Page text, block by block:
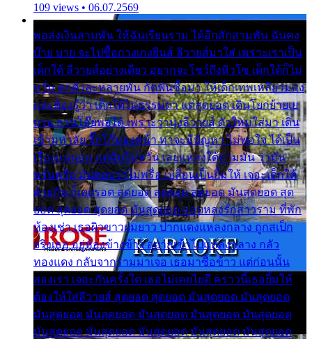
109 views • 06.07.2569
พ่อส่งเงินสามพัน ให้ฉันเรียนราม ได้อีกสักสามพัน ฉันคง
บ๊าย บาย จะไปซื้อกางเกงยีนส์ ลีวายส์มาใส่ เพราะเราเป็น
เด็กใต้ ลีวายส์อย่างเดียว อยากจะโชว์ถึงหิวโซ เด็กใต้ก็ไม่
หวั่น ตกตัวละหลายพัน กัดฟันซื้อมา ให้เด็กเทพเหลียวมอง
และต้องรู้ว่า เด็กใต้ไม่ธรรมดา แต่สุดยอด เดินโยกย้ายเย
ยวน กวนโอ๊ยพอได้ เพราะว่านุ่งลีวายส์ ตัวใหม่ใส่มา เดิน
เข้ามหาลัย จิ๊กโก๊มองหน้า ท่าจะมีปัญหา ไม่พอใจ ได้เป็น
เรื่องแน่นอน แต่ฉันไม่หวั่น เลยแหลงใต้ถามมัน ว่ามัน
พรั่นพรือ มันตอบว่าไม่พรื่อ เปลี่ยนเป็นยิ้มให้ เจอะเด็กใต้
ด้วยกัน ก็เลยรอด สุดยอด สุดยอด สุดยอด มันสุดยอด สุด
ยอด สุดยอด สุดยอด มันสุดยอด แอบหลงรักสาวราม ที่พัก
ห้องเช่า เธอผิวขาวผมยาว ปากแดงแหลงกลาง ถูกสเป็ก
จริงเธอ อยู่ห้องข้างข้าง อยากเข้าไปแหลงกลาง กลัว
ทองแดง กลับจากรามมาเจอ เธอมาซื้อข้าว แต่ก่อนนั้น
สองเรา เจอะกันครั้งใด เธอไม่เคยไยดี คราวนี้เธอยิ้มให้
ต้องให้ใส่ลีวายส์ สุดยอด สุดยอด มันสุดยอด มันสุดยอด
มันสุดยอด มันสุดยอด มันสุดยอด มันสุดยอด มันสุดยอด
มันสุดยอด มันสุดยอด มันสุดยอด มันสุดยอด มันสุดยอด